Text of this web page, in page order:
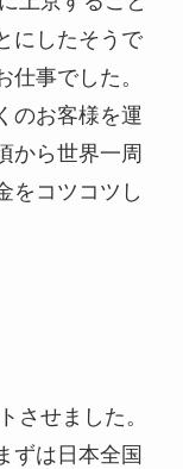
にしたそうで
事でした。
のお客様を運
から世界一周
をコツコツし
させました。
ずは日本全国